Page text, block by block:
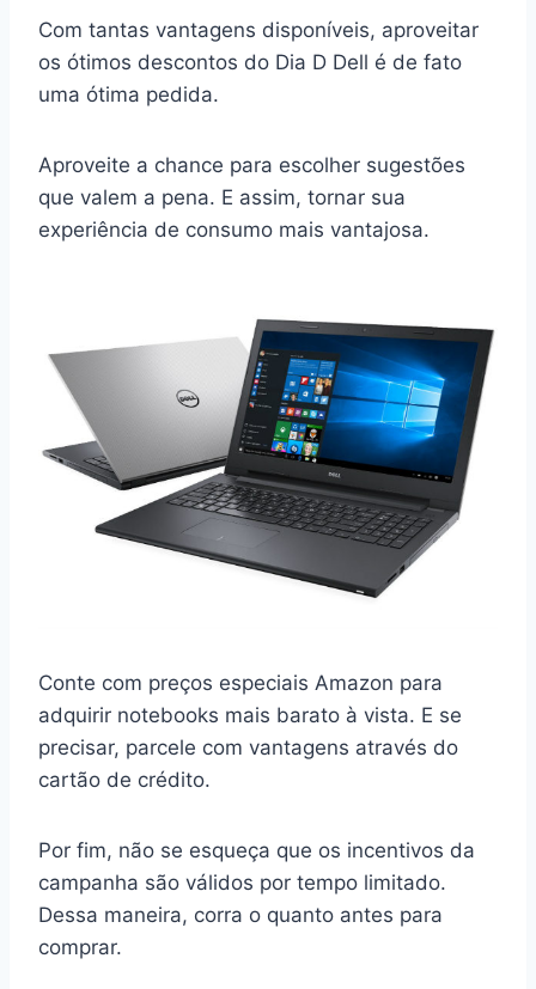
Com tantas vantagens disponíveis, aproveitar
os ótimos descontos do Dia D Dell é de fato
uma ótima pedida.
Aproveite a chance para escolher sugestões
que valem a pena. E assim, tornar sua
experiência de consumo mais vantajosa.
Conte com preços especiais Amazon para
adquirir notebooks mais barato à vista. E se
precisar, parcele com vantagens através do
cartão de crédito.
Por fim, não se esqueça que os incentivos da
campanha são válidos por tempo limitado.
Dessa maneira, corra o quanto antes para
comprar.